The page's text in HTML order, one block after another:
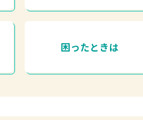
困ったときは